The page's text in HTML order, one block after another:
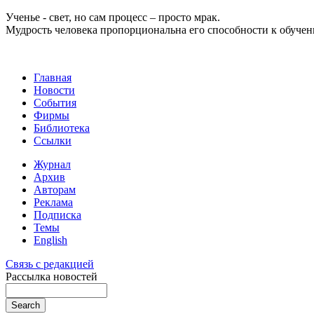
Ученье - свет, но сам процесс – просто мрак.
Мудрость человека пропорциональна его способности к
Главная
Новости
События
Фирмы
Библиотека
Ссылки
Журнал
Архив
Авторам
Реклама
Подписка
Темы
English
Связь с редакцией
Рассылка новостей